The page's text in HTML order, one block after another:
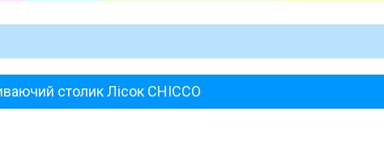
столик Лісок CHICCO